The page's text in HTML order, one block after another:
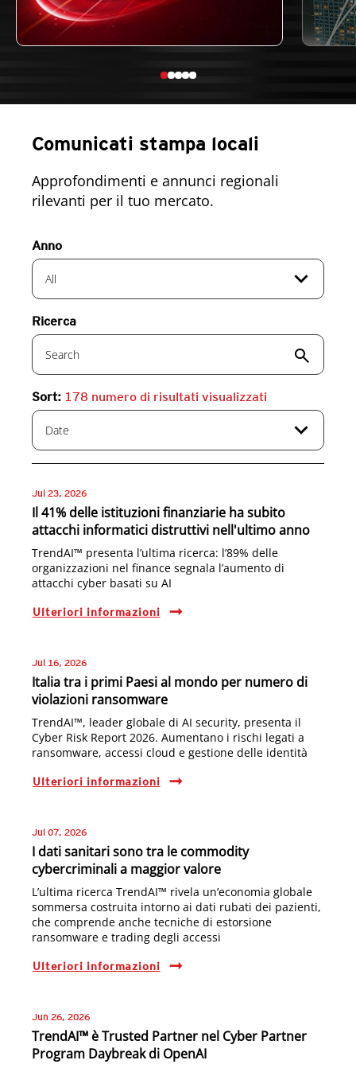
Comunicati stampa locali
Approfondimenti e annunci regionali
rilevanti per il tuo mercato.
Anno
All expand_more
Ricerca
search
Sort: 178 numero di risultati visualizzati
Date expand_more
Jul 23, 2026
Il 41% delle istituzioni finanziarie ha subito
attacchi informatici distruttivi nell'ultimo anno
TrendAI™ presenta l’ultima ricerca: l’89% delle
organizzazioni nel finance segnala l’aumento di
attacchi cyber basati su AI
Ulteriori informazioni
Jul 16, 2026
Italia tra i primi Paesi al mondo per numero di
violazioni ransomware
TrendAI™, leader globale di AI security, presenta il
Cyber Risk Report 2026. Aumentano i rischi legati a
ransomware, accessi cloud e gestione delle identità
Ulteriori informazioni
Jul 07, 2026
I dati sanitari sono tra le commodity
cybercriminali a maggior valore
L’ultima ricerca TrendAI™ rivela un’economia globale
sommersa costruita intorno ai dati rubati dei pazienti,
che comprende anche tecniche di estorsione
ransomware e trading degli accessi
Ulteriori informazioni
Jun 26, 2026
TrendAI™ è Trusted Partner nel Cyber Partner
Program Daybreak di OpenAI